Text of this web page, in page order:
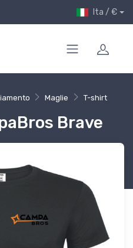
Ita / €
Maglie T-shirt
Brave